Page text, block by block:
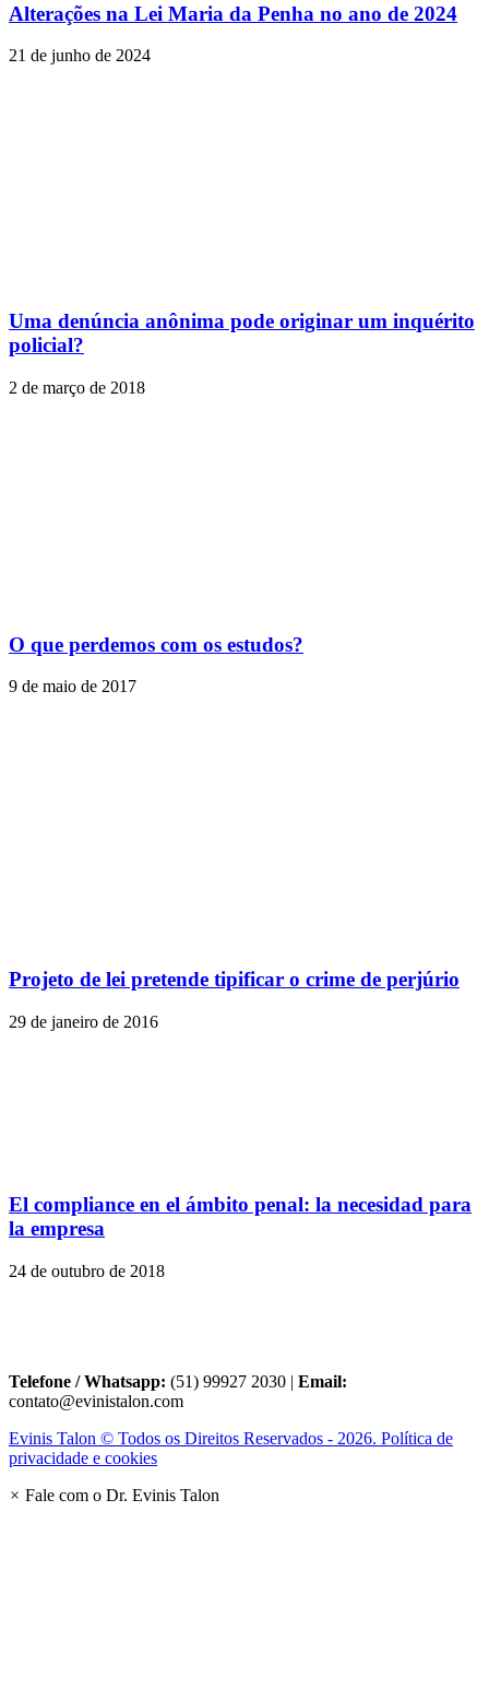
Alterações na Lei Maria da Penha no ano de 2024
21 de junho de 2024
Uma denúncia anônima pode originar um inquérito
policial?
2 de março de 2018
O que perdemos com os estudos?
9 de maio de 2017
Projeto de lei pretende tipificar o crime de perjúrio
29 de janeiro de 2016
El compliance en el ámbito penal: la necesidad para
la empresa
24 de outubro de 2018
Telefone / Whatsapp: (51) 99927 2030 | Email:
contato@evinistalon.com
Evinis Talon © Todos os Direitos Reservados - 2026. Política de
privacidade e cookies
× Fale com o Dr. Evinis Talon